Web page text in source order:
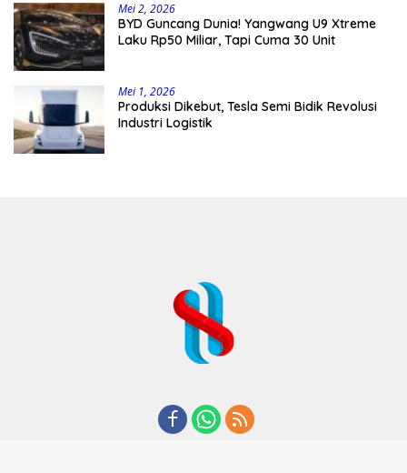
Mei 2, 2026
BYD Guncang Dunia! Yangwang U9 Xtreme
Laku Rp50 Miliar, Tapi Cuma 30 Unit
Mei 1, 2026
Produksi Dikebut, Tesla Semi Bidik Revolusi
Industri Logistik